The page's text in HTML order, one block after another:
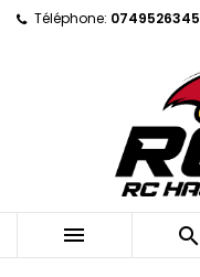
Téléphone: 0749526345
 